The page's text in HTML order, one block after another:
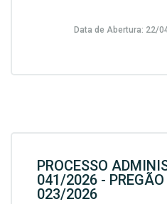
Data de Abertura: 22/
PROCESSO
041/2026 - PREGÃO
023/2026